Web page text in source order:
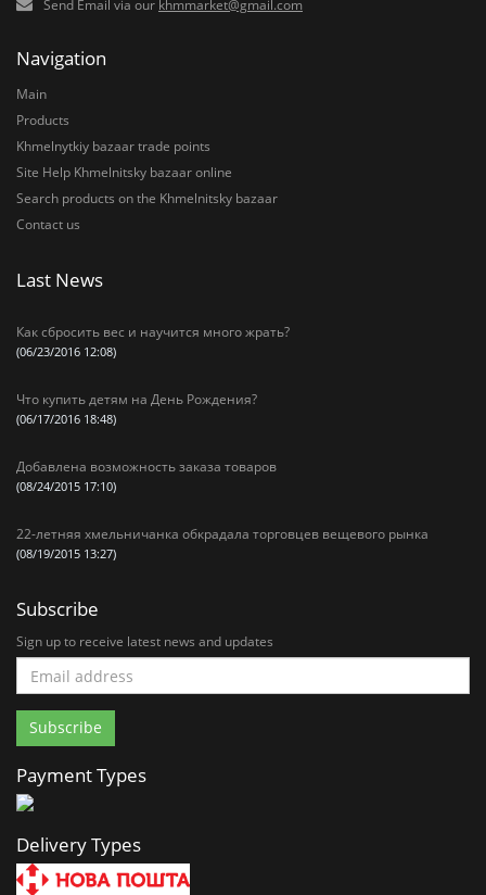
Send Email via our khmmarket@gmail.com
Navigation
Main
Products
Khmelnytkiy bazaar trade points
Site Help Khmelnitsky bazaar online
Search products on the Khmelnitsky bazaar
Contact us
Last News
Как сбросить вес и научится много жрать?
(06/23/2016 12:08)
Что купить детям на День Рождения?
(06/17/2016 18:48)
Добавлена возможность заказа товаров
(08/24/2015 17:10)
22-летняя хмельничанка обкрадала торговцев вещевого рынка
(08/19/2015 13:27)
Subscribe
Sign up to receive latest news and updates
Payment Types
Delivery Types